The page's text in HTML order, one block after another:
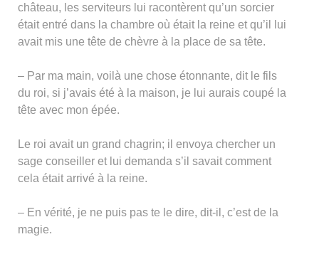
château, les serviteurs lui racontèrent qu’un sorcier
était entré dans la chambre où était la reine et qu’il lui
avait mis une tête de chèvre à la place de sa tête.
– Par ma main, voilà une chose étonnante, dit le fils
du roi, si j’avais été à la maison, je lui aurais coupé la
tête avec mon épée.
Le roi avait un grand chagrin; il envoya chercher un
sage conseiller et lui demanda s’il savait comment
cela était arrivé à la reine.
– En vérité, je ne puis pas te le dire, dit-il, c’est de la
magie.